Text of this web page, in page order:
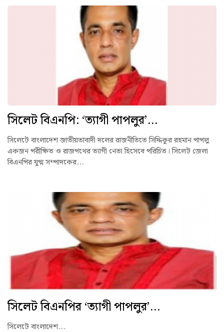
সিলেট বিএনপি: ‘ত্যাগী পাপলুর’...
সিলেটে বাংলাদেশ জাতীয়তাবাদী দলের রাজনীতিতে সিদ্দিকুর রহমান পাপলু
একজন পরীক্ষিত ও রাজপথের ত্যাগী নেতা হিসেবে পরিচিত। সিলেট জেলা
বিএনপির যুগ্ম সম্পাদকের...
সিলেট বিএনপির ‘ত্যাগী পাপলুর’...
সিলেটে বাংলাদেশ...